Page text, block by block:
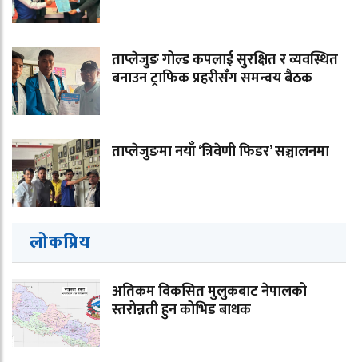
ताप्लेजुङ गोल्ड कपलाई सुरक्षित र व्यवस्थित
बनाउन ट्राफिक प्रहरीसँग समन्वय बैठक
ताप्लेजुङमा नयाँ ‘त्रिवेणी फिडर’ सञ्चालनमा
लोकप्रिय
अतिकम विकसित मुलुकबाट नेपालको
स्तरोन्नती हुन कोभिड बाधक